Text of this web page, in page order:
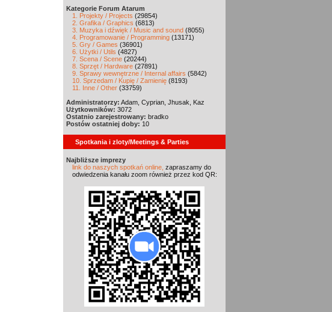
Kategorie Forum Atarum
1. Projekty / Projects (29854)
2. Grafika / Graphics (6813)
3. Muzyka i dźwięk / Music and sound (8055)
4. Programowanie / Programming (13171)
5. Gry / Games (36901)
6. Użytki / Utils (4827)
7. Scena / Scene (20244)
8. Sprzęt / Hardware (27891)
9. Sprawy wewnętrzne / Internal affairs (5842)
10. Sprzedam / Kupię / Zamienię (8193)
11. Inne / Other (33759)
Administratorzy: Adam, Cyprian, Jhusak, Kaz
Użytkowników: 3072
Ostatnio zarejestrowany: bradko
Postów ostatniej doby: 10
Spotkania i zloty/Meetings & Parties
Najbliższe imprezy
link do naszych spotkań online, zapraszamy do
odwiedzenia kanału zoom również przez kod QR: